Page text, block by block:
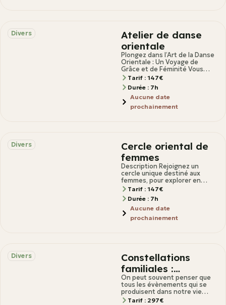
Divers
Atelier de danse
orientale
Plongez dans l’Art de la Danse
Orientale : Un Voyage de
Grâce et de Féminité Vous
ressentez l’appel de la
Tarif : 147€
Durée : 7h
Aucune date
prochainement
Divers
Cercle oriental de
femmes
Description Rejoignez un
cercle unique destiné aux
femmes, pour explorer en
toute bienveillance la
profondeur de votre féminin à
travers
Tarif : 147€
Durée : 7h
Aucune date
prochainement
Divers
Constellations
familiales :
comprendre son
système
On peut souvent penser que
tous les évènements qui se
produisent dans notre vie
sont uniquement de notre fait.
Tarif : 297€